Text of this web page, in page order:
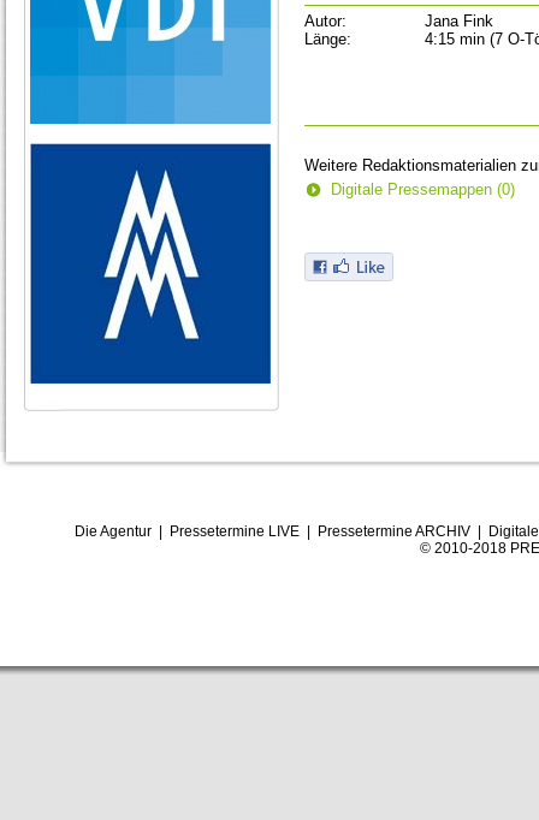
Autor:
Jana Fink
Länge:
4:15 min (7 O-
Weitere Redaktionsmaterialien
Digitale Pressemappen (0)
Die Agentur| Pressetermine LIVE| Pressetermine ARCHIV|
© 2010-2018